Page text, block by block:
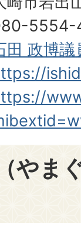
5554-
田 政博
やま